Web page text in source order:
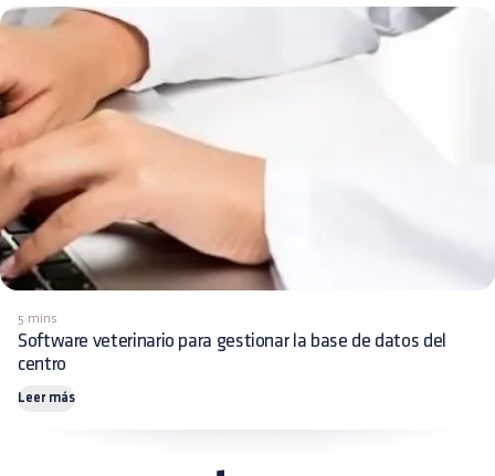
5 mins
Software veterinario para gestionar la base de datos del
centro
Leer más